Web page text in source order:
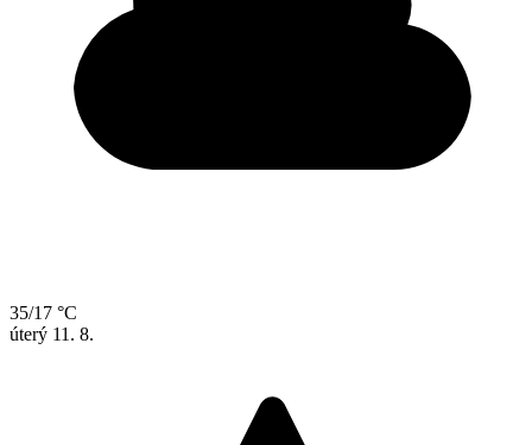
35/17 °C
úterý 11. 8.